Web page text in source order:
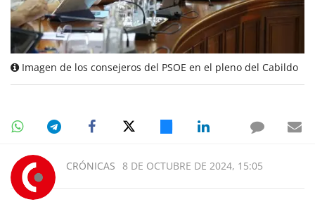
Imagen de los consejeros del PSOE en el pleno del Cabildo
CRÓNICAS 8 DE OCTUBRE DE 2024, 15:05